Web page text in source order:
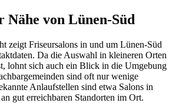
von Lünen-Süd
zeigt Friseursalons in und um Lünen-Süd
Da die Auswahl in kleineren Orten
lohnt sich auch ein Blick in die Umgebung
sind oft nur wenige
Anlaufstellen sind etwa Salons in
gut erreichbaren Standorten im Ort.